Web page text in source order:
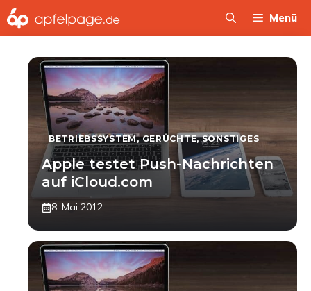
Zum
Inhalt
Menü
BETRIEBSSYSTEM,GERÜCHTE,SONSTIGES
Apple testet Push-Nachrichten
auf iCloud.com
8. Mai 2012